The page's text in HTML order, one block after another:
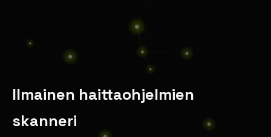
Ilmainen haittaohjelmien
skanneri